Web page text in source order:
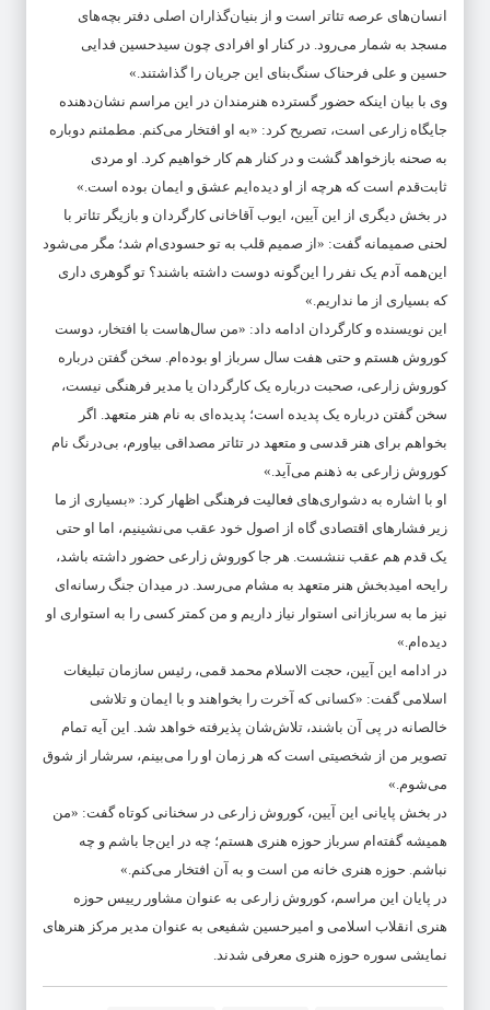
انسان‌های عرصه تئاتر است و از بنیان‌گذاران اصلی دفتر بچه‌های
مسجد به شمار می‌رود. در کنار او افرادی چون سیدحسین فدایی
حسین و علی فرحناک سنگ‌بنای این جریان را گذاشتند.»
وی با بیان اینکه حضور گسترده هنرمندان در این مراسم نشان‌دهنده
جایگاه زارعی است، تصریح کرد: «به او افتخار می‌کنم. مطمئنم دوباره
به صحنه بازخواهد گشت و در کنار هم کار خواهیم کرد. او مردی
ثابت‌قدم است که هرچه از او دیده‌ایم عشق و ایمان بوده است.»
در بخش دیگری از این آیین، ایوب آقاخانی کارگردان و بازیگر تئاتر با
لحنی صمیمانه گفت: «از صمیم قلب به تو حسودی‌ام شد؛ مگر می‌شود
این‌همه آدم یک نفر را این‌گونه دوست داشته باشند؟ تو گوهری داری
که بسیاری از ما نداریم.»
این نویسنده و کارگردان ادامه داد: «من سال‌هاست با افتخار، دوست
کوروش هستم و حتی هفت سال سرباز او بوده‌ام. سخن گفتن درباره
کوروش زارعی، صحبت درباره یک کارگردان یا مدیر فرهنگی نیست،
سخن گفتن درباره یک پدیده است؛ پدیده‌ای به نام هنر متعهد. اگر
بخواهم برای هنر قدسی و متعهد در تئاتر مصداقی بیاورم، بی‌درنگ نام
کوروش زارعی به ذهنم می‌آید.»
او با اشاره به دشواری‌های فعالیت فرهنگی اظهار کرد: «بسیاری از ما
زیر فشارهای اقتصادی گاه از اصول خود عقب می‌نشینیم، اما او حتی
یک قدم هم عقب ننشست. هر جا کوروش زارعی حضور داشته باشد،
رایحه امیدبخش هنر متعهد به مشام می‌رسد. در میدان جنگ رسانه‌ای
نیز ما به سربازانی استوار نیاز داریم و من کمتر کسی را به استواری او
دیده‌ام.»
در ادامه این آیین، حجت الاسلام محمد قمی، رئیس سازمان تبلیغات
اسلامی گفت: «کسانی که آخرت را بخواهند و با ایمان و تلاشی
خالصانه در پی آن باشند، تلاش‌شان پذیرفته خواهد شد. این آیه تمام
تصویر من از شخصیتی است که هر زمان او را می‌بینم، سرشار از شوق
می‌شوم.»
در بخش پایانی این آیین، کوروش زارعی در سخنانی کوتاه گفت: «من
همیشه گفته‌ام سرباز حوزه هنری هستم؛ چه در این‌جا باشم و چه
نباشم. حوزه هنری خانه من است و به آن افتخار می‌کنم.»
در پایان این مراسم، کوروش زارعی به عنوان مشاور رییس حوزه
هنری انقلاب اسلامی و امیرحسین شفیعی به عنوان مدیر مرکز هنرهای
نمایشی سوره حوزه هنری معرفی شدند.